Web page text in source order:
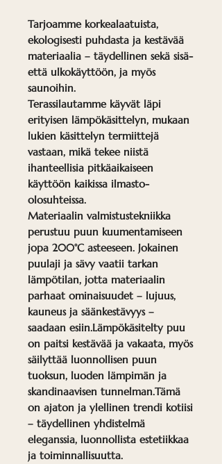
Tarjoamme korkealaatuista,
ekologisesti puhdasta ja kestävää
materiaalia – täydellinen sekä sisä-
että ulkokäyttöön, ja myös
saunoihin.
Terassilautamme käyvät läpi
erityisen lämpökäsittelyn, mukaan
lukien käsittelyn termiittejä
vastaan, mikä tekee niistä
ihanteellisia pitkäaikaiseen
käyttöön kaikissa ilmasto-
olosuhteissa.
Materiaalin valmistustekniikka
perustuu puun kuumentamiseen
jopa 200°C asteeseen. Jokainen
puulaji ja sävy vaatii tarkan
lämpötilan, jotta materiaalin
parhaat ominaisuudet – lujuus,
kauneus ja säänkestävyys –
saadaan esiin.Lämpökäsitelty puu
on paitsi kestävää ja vakaata, myös
säilyttää luonnollisen puun
tuoksun, luoden lämpimän ja
skandinaavisen tunnelman.Tämä
on ajaton ja ylellinen trendi kotiisi
– täydellinen yhdistelmä
eleganssia, luonnollista estetiikkaa
ja toiminnallisuutta.